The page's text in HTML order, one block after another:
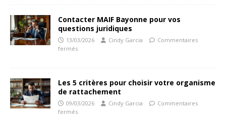
Contacter MAIF Bayonne pour vos
questions juridiques
13/03/2026 Cindy Garcia
Commentaires
fermés
Les 5 critères pour choisir votre organisme
de rattachement
09/03/2026 Cindy Garcia
Commentaires
fermés